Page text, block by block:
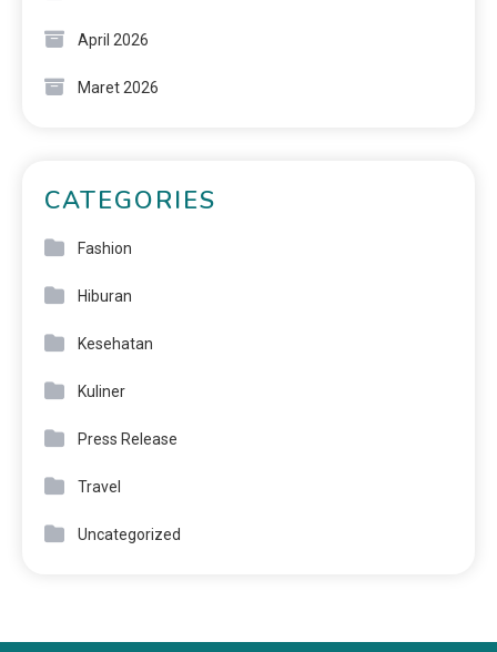
April 2026
Maret 2026
CATEGORIES
Fashion
Hiburan
Kesehatan
Kuliner
Press Release
Travel
Uncategorized